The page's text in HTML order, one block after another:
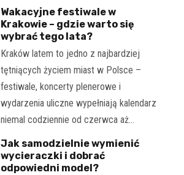
Wakacyjne festiwale w
Krakowie – gdzie warto się
wybrać tego lata?
Kraków latem to jedno z najbardziej
tętniących życiem miast w Polsce –
festiwale, koncerty plenerowe i
wydarzenia uliczne wypełniają kalendarz
niemal codziennie od czerwca aż…
Jak samodzielnie wymienić
wycieraczki i dobrać
odpowiedni model?